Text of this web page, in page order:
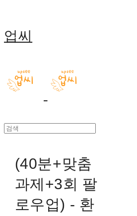
업씨
(40분+맞춤
과제+3회 팔
로우업) - 환